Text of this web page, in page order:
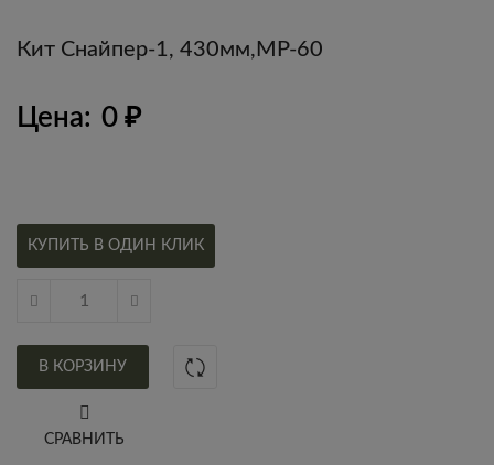
Кит Снайпер-1, 430мм,МР-60
Цена: 0 ₽
КУПИТЬ В ОДИН КЛИК
В КОРЗИНУ
СРАВНИТЬ